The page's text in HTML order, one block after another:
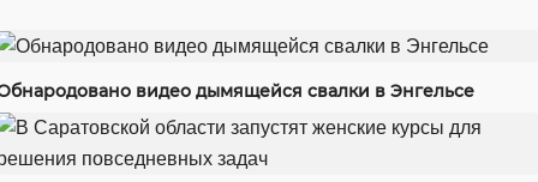
видео дымящейся свалки в Энгельсе